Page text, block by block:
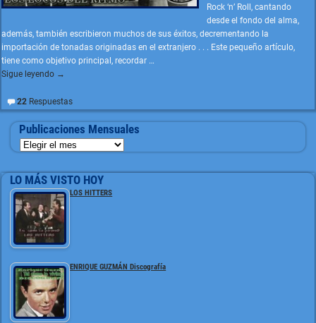
Rock ‘n’ Roll, cantando
desde el fondo del alma,
además, también escribieron muchos de sus éxitos, decrementando la
importación de tonadas originadas en el extranjero . . . Este pequeño artículo,
tiene como objetivo principal, recordar …
Sigue leyendo →
22Respuestas
Publicaciones Mensuales
LO MÁS VISTO HOY
LOS HITTERS
ENRIQUE GUZMÁN Discografía